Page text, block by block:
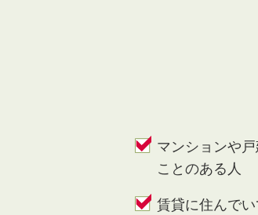
マンションや
ことのある人
賃貸に住んで